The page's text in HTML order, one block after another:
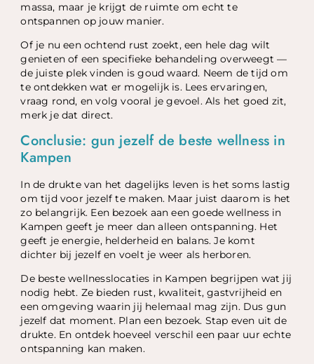
massa, maar je krijgt de ruimte om echt te
ontspannen op jouw manier.
Of je nu een ochtend rust zoekt, een hele dag wilt
genieten of een specifieke behandeling overweegt —
de juiste plek vinden is goud waard. Neem de tijd om
te ontdekken wat er mogelijk is. Lees ervaringen,
vraag rond, en volg vooral je gevoel. Als het goed zit,
merk je dat direct.
Conclusie: gun jezelf de beste wellness in
Kampen
In de drukte van het dagelijks leven is het soms lastig
om tijd voor jezelf te maken. Maar juist daarom is het
zo belangrijk. Een bezoek aan een goede wellness in
Kampen geeft je meer dan alleen ontspanning. Het
geeft je energie, helderheid en balans. Je komt
dichter bij jezelf en voelt je weer als herboren.
De beste wellnesslocaties in Kampen begrijpen wat jij
nodig hebt. Ze bieden rust, kwaliteit, gastvrijheid en
een omgeving waarin jij helemaal mag zijn. Dus gun
jezelf dat moment. Plan een bezoek. Stap even uit de
drukte. En ontdek hoeveel verschil een paar uur echte
ontspanning kan maken.